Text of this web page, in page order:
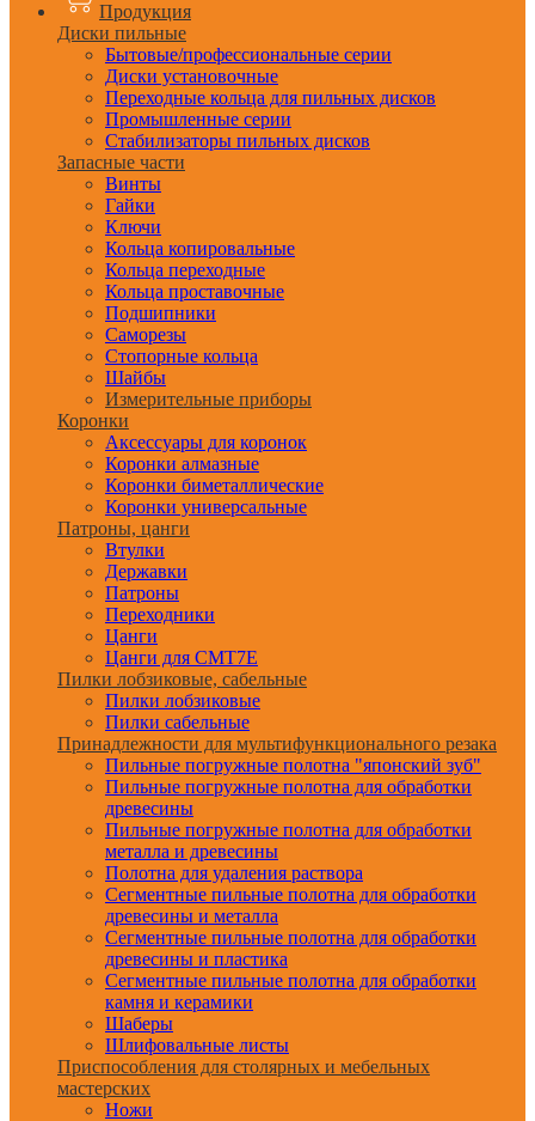
Продукция
Диски пильные
Бытовые/профессиональные серии
Диски установочные
Переходные кольца для пильных дисков
Промышленные серии
Стабилизаторы пильных дисков
Запасные части
Винты
Гайки
Ключи
Кольца копировальные
Кольца переходные
Кольца проставочные
Подшипники
Саморезы
Стопорные кольца
Шайбы
Измерительные приборы
Коронки
Аксессуары для коронок
Коронки алмазные
Коронки биметаллические
Коронки универсальные
Патроны, цанги
Втулки
Державки
Патроны
Переходники
Цанги
Цанги для CMT7E
Пилки лобзиковые, сабельные
Пилки лобзиковые
Пилки сабельные
Принадлежности для мультифункционального резака
Пильные погружные полотна "японский зуб"
Пильные погружные полотна для обработки
древесины
Пильные погружные полотна для обработки
металла и древесины
Полотна для удаления раствора
Сегментные пильные полотна для обработки
древесины и металла
Сегментные пильные полотна для обработки
древесины и пластика
Сегментные пильные полотна для обработки
камня и керамики
Шаберы
Шлифовальные листы
Приспособления для столярных и мебельных
мастерских
Ножи